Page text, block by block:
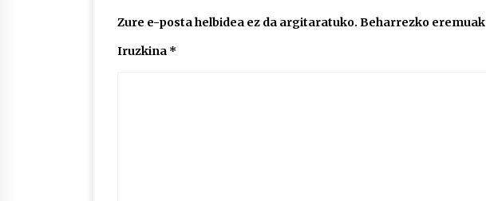
Zure e-posta helbidea ez da argitaratuko. Beharrezko eremuak
Iruzkina *